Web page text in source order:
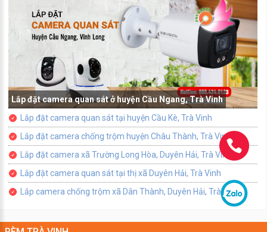
Lắp đặt camera quan sát ở huyện Cầu Ngang, Trà Vinh
Lắp đặt camera quan sát tại huyện Cầu Kè, Trà Vinh
Lắp đặt camera chống trộm huyện Châu Thành, Trà Vinh
Lắp đặt camera xã Trường Long Hòa, Duyên Hải, Trà Vinh
Lắp đặt camera quan sát tại thị xã Duyên Hải, Trà Vinh
Lắp camera chống trộm xã Dân Thành, Duyên Hải, Trà Vinh